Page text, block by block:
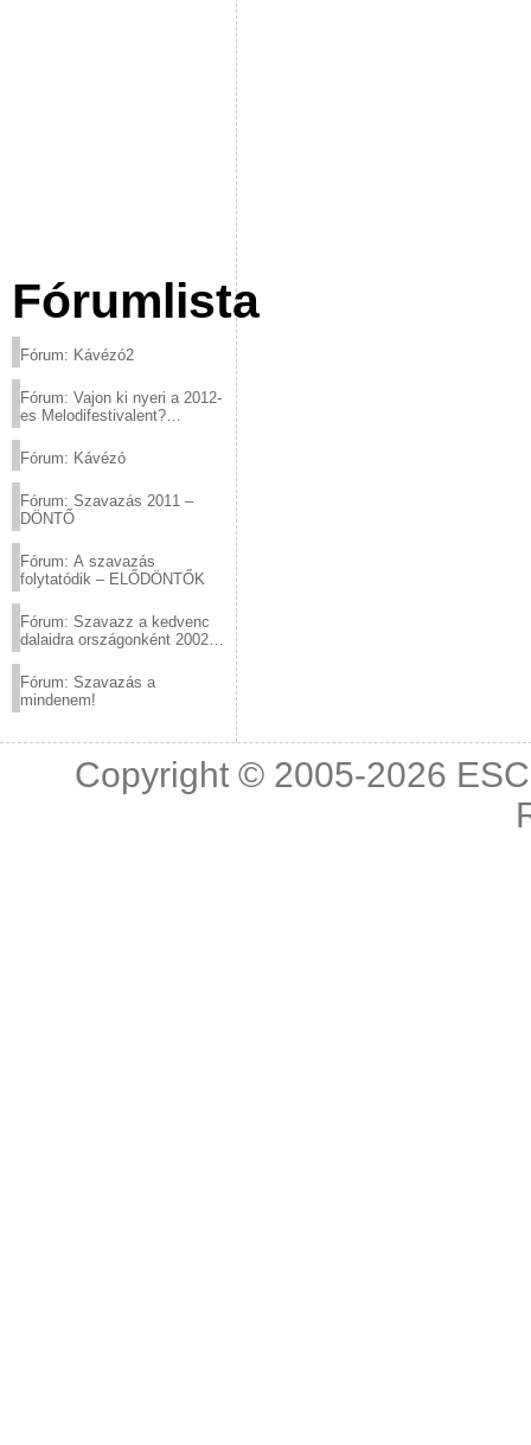
Fórumlista
Fórum: Kávézó2
Fórum: Vajon ki nyeri a 2012-
es Melodifestivalent?
Fórum: Kávézó
Fórum: Szavazás 2011 –
DÖNTŐ
Fórum: A szavazás
folytatódik – ELŐDÖNTŐK
Fórum: Szavazz a kedvenc
dalaidra országonként 2002
Fórum: Szavazás a
mindenem!
Copyright © 2005-2026